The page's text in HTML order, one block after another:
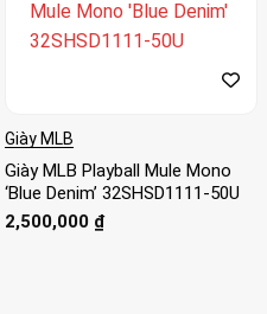
Giày MLB
Giày MLB Playball Mule Mono
‘Blue Denim’ 32SHSD1111-50U
2,500,000 ₫